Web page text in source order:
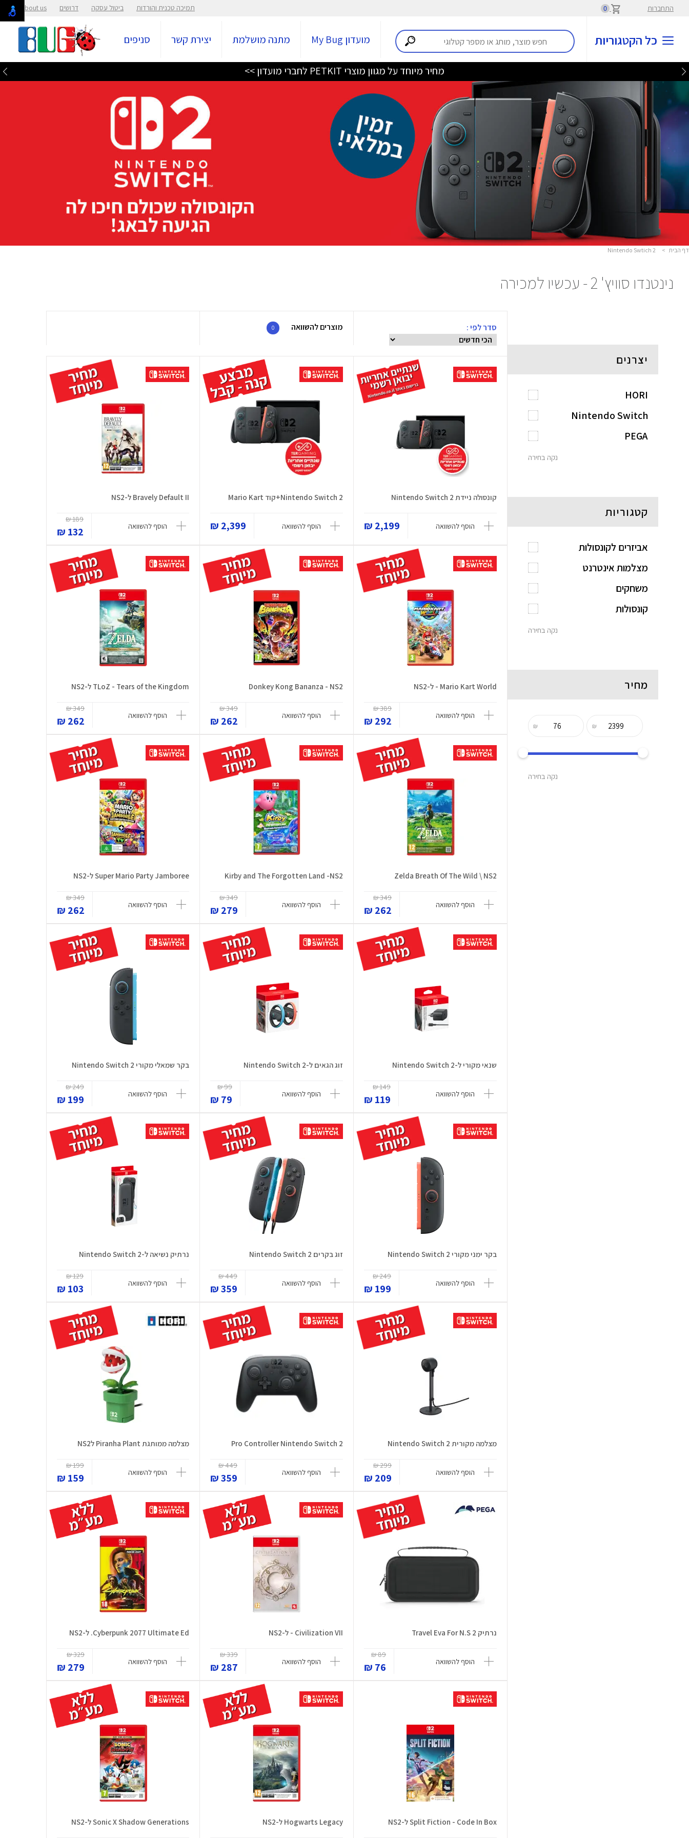
התחברות 0 תמיכה טכנית והורדות ביטול עסקה דרושים About us
כל הקטגוריות מועדון My Bug מתנה מושלמת יצירת קשר סניפים
מחיר מיוחד על מגוון מוצרי PETKIT לחברי מועדון >>
דף הבית >
Nintendo Swtich 2
נינטנדו סוויץ' 2 - עכשיו למכירה
יצרנים
HORI
Nintendo Switch
PEGA
נקה בחירה
קטגוריות
אביזרים לקונסולות
מצלמות אינטרנט
משחקים
קונסולות
נקה בחירה
מחיר
₪
₪
נקה בחירה
סדר לפי : מוצרים להשוואה 0
קונסולה ניידת Nintendo Switch 2
הוסף להשוואה 2,199 ₪
Nintendo Switch 2+קוד Mario Kart
הוסף להשוואה 2,399 ₪
Bravely Default II ל-NS2
הוסף להשוואה
189 ₪
132 ₪
Mario Kart World - ל-NS2
הוסף להשוואה
389 ₪
292 ₪
Donkey Kong Bananza - NS2
הוסף להשוואה
349 ₪
262 ₪
TLoZ - Tears of the Kingdom ל-NS2
הוסף להשוואה
349 ₪
262 ₪
Zelda Breath Of The Wild \ NS2
הוסף להשוואה
349 ₪
262 ₪
Kirby and The Forgotten Land -NS2
הוסף להשוואה
349 ₪
279 ₪
Super Mario Party Jamboree ל-NS2
הוסף להשוואה
349 ₪
262 ₪
שנאי מקורי ל-Nintendo Switch 2
הוסף להשוואה
149 ₪
119 ₪
זוג הגאים ל-Nintendo Switch 2
הוסף להשוואה
99 ₪
79 ₪
בקר שמאלי מקורי Nintendo Switch 2
הוסף להשוואה
249 ₪
199 ₪
בקר ימני מקורי Nintendo Switch 2
הוסף להשוואה
249 ₪
199 ₪
זוג בקרים Nintendo Switch 2
הוסף להשוואה
449 ₪
359 ₪
נרתיק נשיאה ל-Nintendo Switch 2
הוסף להשוואה
129 ₪
103 ₪
מצלמה מקורית Nintendo Switch 2
הוסף להשוואה
299 ₪
209 ₪
Pro Controller Nintendo Switch 2
הוסף להשוואה
449 ₪
359 ₪
מצלמה ממותגת Piranha Plant לNS2
הוסף להשוואה
199 ₪
159 ₪
נרתיק Travel Eva For N.S 2
הוסף להשוואה
89 ₪
76 ₪
Civilization VII - ל-NS2
הוסף להשוואה
339 ₪
287 ₪
Cyberpunk 2077 Ultimate Ed. ל-NS2
הוסף להשוואה
329 ₪
279 ₪
Split Fiction - Code In Box ל-NS2 Hogwarts Legacy ל-NS2 Sonic X Shadow Generations ל-NS2